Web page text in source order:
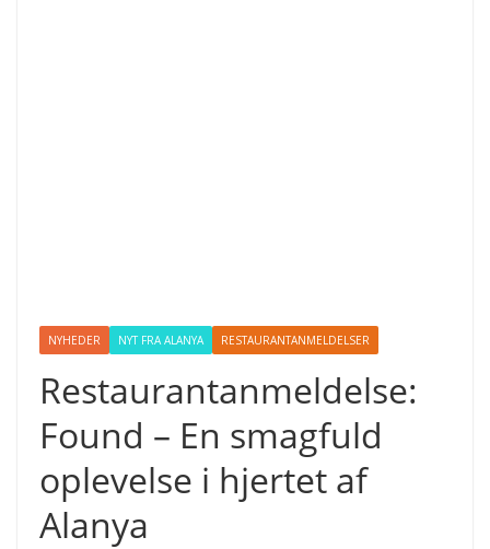
NYHEDER NYT FRA ALANYA RESTAURANTANMELDELSER
Restaurantanmeldelse:
Found – En smagfuld
oplevelse i hjertet af
Alanya